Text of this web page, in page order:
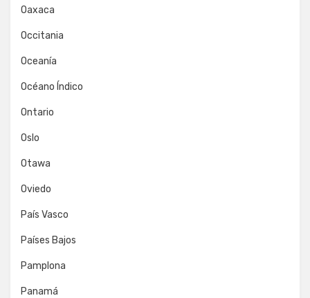
Oaxaca
Occitania
Oceanía
Océano Índico
Ontario
Oslo
Otawa
Oviedo
País Vasco
Países Bajos
Pamplona
Panamá